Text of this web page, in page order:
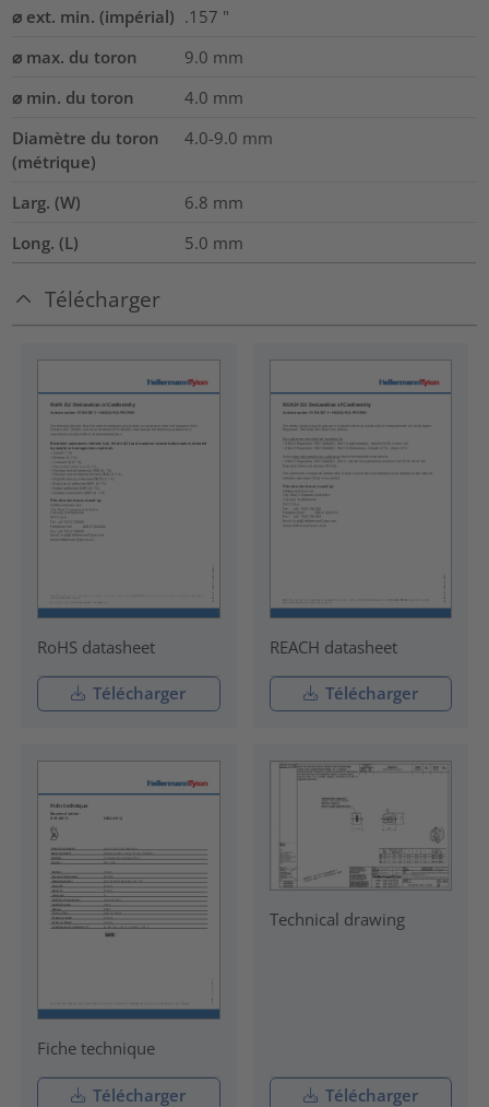
⌀ ext. min. (impérial) .157 "
⌀ max. du toron
9.0 mm
⌀ min. du toron
4.0 mm
Diamètre du toron
(métrique)
4.0-9.0 mm
Larg. (W) 6.8 mm
Long. (L)
5.0 mm
Télécharger
RoHS datasheet
Télécharger
REACH datasheet
Télécharger
Fiche technique
Télécharger
Technical drawing
Télécharger